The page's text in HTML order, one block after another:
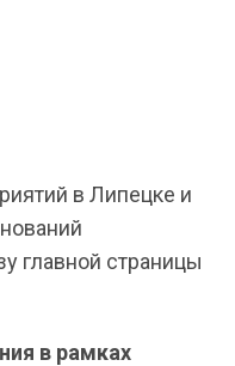
в Липецке и
главной страницы
в рамках